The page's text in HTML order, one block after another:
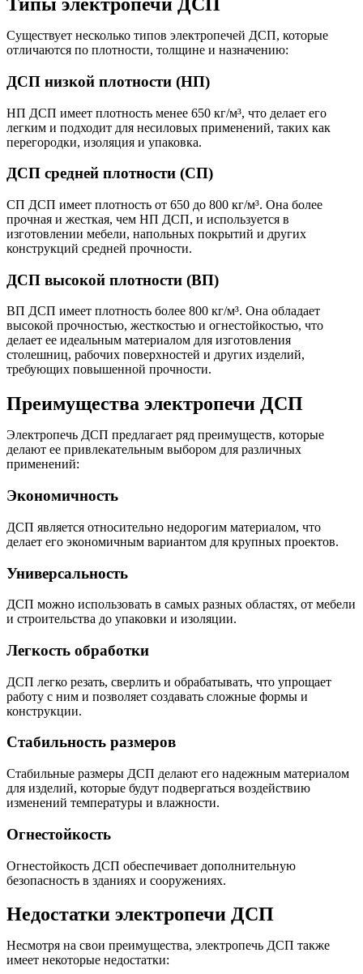
Существует несколько типов электропечей ДСП, которые
отличаются по плотности, толщине и назначению:
ДСП низкой плотности (НП)
НП ДСП имеет плотность менее 650 кг/м³, что делает его
легким и подходит для несиловых применений, таких как
перегородки, изоляция и упаковка.
ДСП средней плотности (СП)
СП ДСП имеет плотность от 650 до 800 кг/м³. Она более
прочная и жесткая, чем НП ДСП, и используется в
изготовлении мебели, напольных покрытий и других
конструкций средней прочности.
ДСП высокой плотности (ВП)
ВП ДСП имеет плотность более 800 кг/м³. Она обладает
высокой прочностью, жесткостью и огнестойкостью, что
делает ее идеальным материалом для изготовления
столешниц, рабочих поверхностей и других изделий,
требующих повышенной прочности.
Преимущества электропечи ДСП
Электропечь ДСП предлагает ряд преимуществ, которые
делают ее привлекательным выбором для различных
применений:
Экономичность
ДСП является относительно недорогим материалом, что
делает его экономичным вариантом для крупных проектов.
Универсальность
ДСП можно использовать в самых разных областях, от мебели
и строительства до упаковки и изоляции.
Легкость обработки
ДСП легко резать, сверлить и обрабатывать, что упрощает
работу с ним и позволяет создавать сложные формы и
конструкции.
Стабильность размеров
Стабильные размеры ДСП делают его надежным материалом
для изделий, которые будут подвергаться воздействию
изменений температуры и влажности.
Огнестойкость
Огнестойкость ДСП обеспечивает дополнительную
безопасность в зданиях и сооружениях.
Недостатки электропечи ДСП
Несмотря на свои преимущества, электропечь ДСП также
имеет некоторые недостатки: